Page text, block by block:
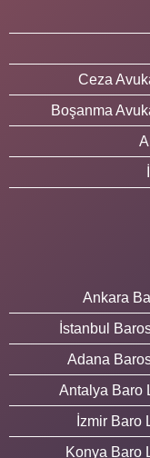
Ceza
Boşanma
Ankara
İstanbul
Adana
Antalya Baro
İzmir Baro
Konya Baro